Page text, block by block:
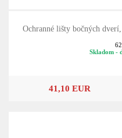
Ochranné lišty bočných
Skladom -
41,10 EUR